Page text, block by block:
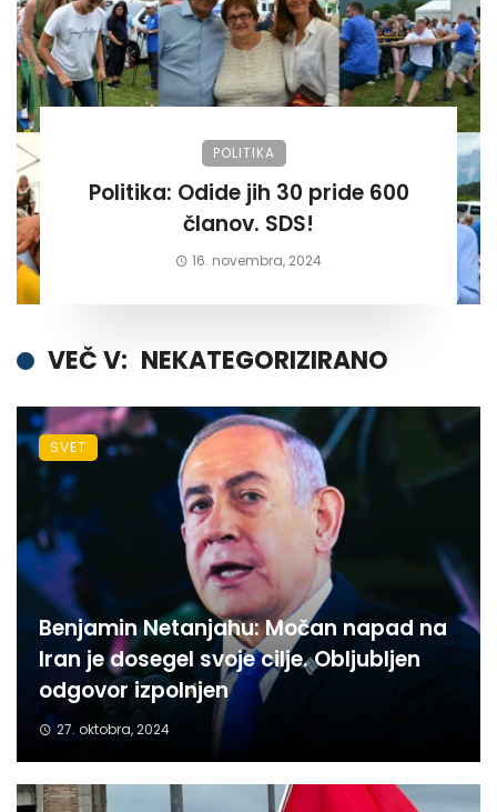
POLITIKA
Politika: Odide jih 30 pride 600
članov. SDS!
16. novembra, 2024
VEČ V: NEKATEGORIZIRANO
Benjamin Netanjahu: Močan napad na
Iran je dosegel svoje cilje. Obljubljen
odgovor izpolnjen
27. oktobra, 2024
SVET